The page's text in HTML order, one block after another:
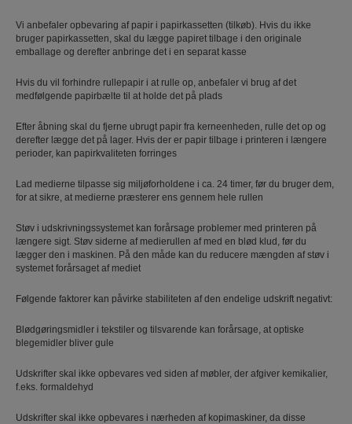
Vi anbefaler opbevaring af papir i papirkassetten (tilkøb). Hvis du ikke
bruger papirkassetten, skal du lægge papiret tilbage i den originale
emballage og derefter anbringe det i en separat kasse
Hvis du vil forhindre rullepapir i at rulle op, anbefaler vi brug af det
medfølgende papirbælte til at holde det på plads
Efter åbning skal du fjerne ubrugt papir fra kerneenheden, rulle det op og
derefter lægge det på lager. Hvis der er papir tilbage i printeren i længere
perioder, kan papirkvaliteten forringes
Lad medierne tilpasse sig miljøforholdene i ca. 24 timer, før du bruger dem,
for at sikre, at medierne præsterer ens gennem hele rullen
Støv i udskrivningssystemet kan forårsage problemer med printeren på
længere sigt. Støv siderne af medierullen af med en blød klud, før du
lægger den i maskinen. På den måde kan du reducere mængden af støv i
systemet forårsaget af mediet
Følgende faktorer kan påvirke stabiliteten af den endelige udskrift negativt:
Blødgøringsmidler i tekstiler og tilsvarende kan forårsage, at optiske
blegemidler bliver gule
Udskrifter skal ikke opbevares ved siden af møbler, der afgiver kemikalier,
f.eks. formaldehyd
Udskrifter skal ikke opbevares i nærheden af kopimaskiner, da disse